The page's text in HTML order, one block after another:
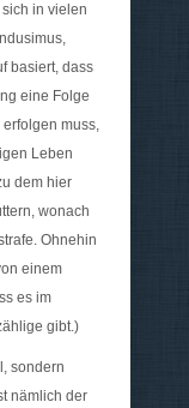
in vielen
basiert, dass
eine Folge
muss,
Leben
dem hier
wonach
Ohnehin
einem
es im
gibt.)
sondern
nämlich der